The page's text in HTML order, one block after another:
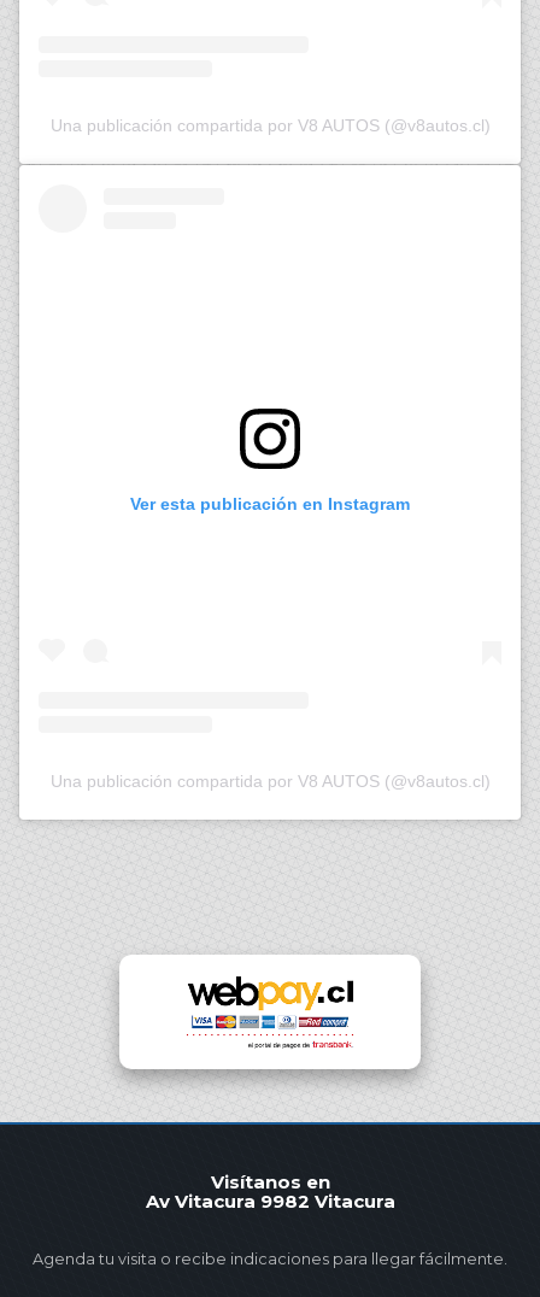
Una publicación compartida por V8 AUTOS (@v8autos.cl)
Ver esta publicación en Instagram
Una publicación compartida por V8 AUTOS (@v8autos.cl)
Visítanos en
Av Vitacura 9982 Vitacura
Agenda tu visita o recibe indicaciones para llegar fácilmente.